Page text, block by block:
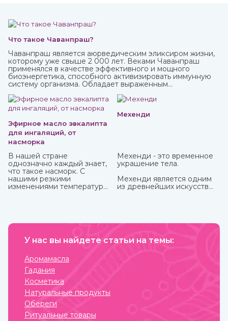
Что такое Чаванпраш?
Чаванпраш является аюрведическим эликсиром жизни,
которому уже свыше 2 000 лет. Веками Чаванпраш
применялся в качестве эффективного и мощного
биоэнергетика, способного активизировать иммунную
систему организма. Обладает выраженным
укрепляет, улучшает кровообращение, восстанавливает
деятельность нервных и эндокринных функций. Его
включают в терапевтический комплекс для борьбы со
многими хроническими заболеваниями. Рекомендован
для приема с пищей.
Эфирное масло эвкалипта
для ингаляций, от
насморка
В нашей стране
однозначно каждый знает,
что такое насморк. С
нашими резкими
изменениями температуры,
выздоравливающие вновь
продолжаться до
Мехенди
Мехенди - это временное
украшение тела.
Мехенди является одним
из древнейших искусств
мехенди не установлено.
хной занимались народы
У нас вы найдете статьи на темы:
Аромамасла
Гадания
Косметика
Натуральные продукты
Обереги
Ритуальные товары